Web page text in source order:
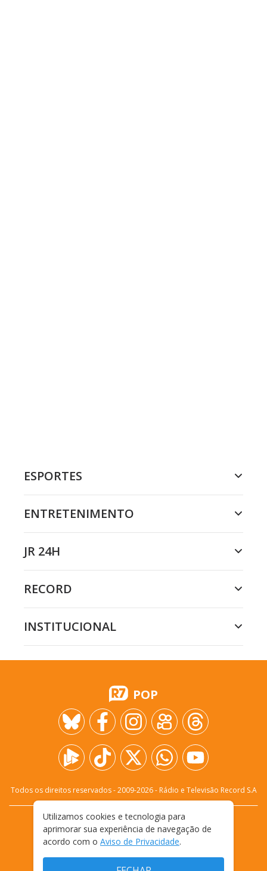
ESPORTES
ENTRETENIMENTO
JR 24H
RECORD
INSTITUCIONAL
POP
Todos os direitos reservados - 2009-2026- Rádio e Televisão Record S.A
FALE CONOSCO
PRIVACIDADE
TERMOS E CONDIÇÕES DE USO
Utilizamos cookies e tecnologia para
aprimorar sua experiência de navegação de
acordo com o Aviso de Privacidade.